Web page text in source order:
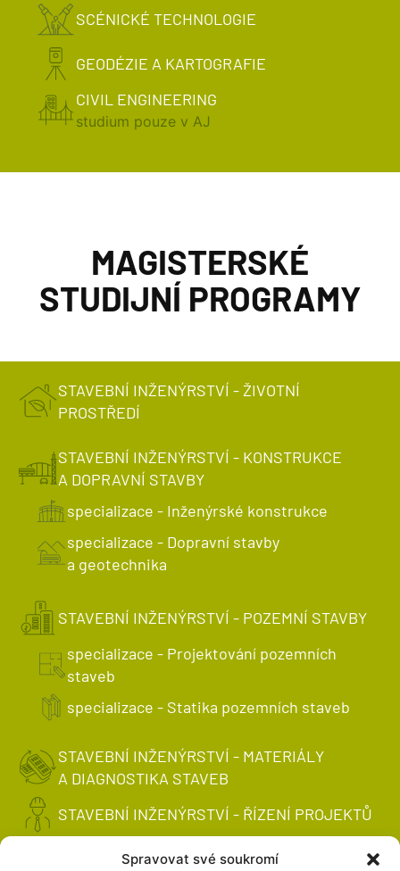
Spravovat své soukromí
SCÉNICKÉ TECHNOLOGIE
GEODÉZIE A KARTOGRAFIE
CIVIL ENGINEERING
studium pouze v AJ
MAGISTERSKÉ
STUDIJNÍ PROGRAMY
STAVEBNÍ INŽENÝRSTVÍ - ŽIVOTNÍ
PROSTŘEDÍ
STAVEBNÍ INŽENÝRSTVÍ - KONSTRUKCE
A DOPRAVNÍ STAVBY
specializace - Inženýrské konstrukce
specializace - Dopravní stavby
a geotechnika
STAVEBNÍ INŽENÝRSTVÍ - POZEMNÍ STAVBY
specializace - Projektování pozemních
staveb
specializace - Statika pozemních staveb
STAVEBNÍ INŽENÝRSTVÍ - MATERIÁLY
A DIAGNOSTIKA STAVEB
STAVEBNÍ INŽENÝRSTVÍ - ŘÍZENÍ PROJEKTŮ
STAVEBNÍ INŽENÝRSTVÍ - VODNÍ